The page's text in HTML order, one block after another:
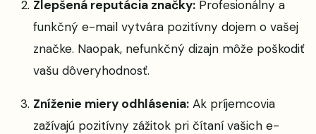
Zlepšená reputácia značky: Profesionálny a
funkčný e-mail vytvára pozitívny dojem o vašej
značke. Naopak, nefunkčný dizajn môže poškodiť
vašu dôveryhodnosť.
Zníženie miery odhlásenia: Ak príjemcovia
zažívajú pozitívny zážitok pri čítaní vašich e-